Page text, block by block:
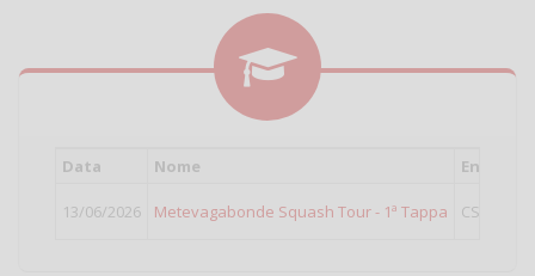
Data Nome Ente
13/06/2026 Metevagabonde Squash Tour - 1ª Tappa CSAIN